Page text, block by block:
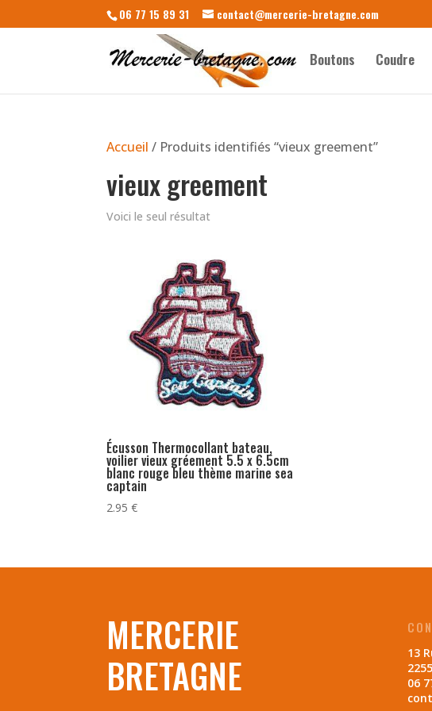
06 77 15 89 31 contact@mercerie-bretagne.com
Boutons Coudre
Accueil / Produits identifiés “vieux greement”
vieux greement
Voici le seul résultat
Écusson Thermocollant bateau,
voilier vieux gréement 5.5 x 6.5cm
blanc rouge bleu thème marine sea
captain
2.95€
MERCERIE
BRETAGNE
13
06